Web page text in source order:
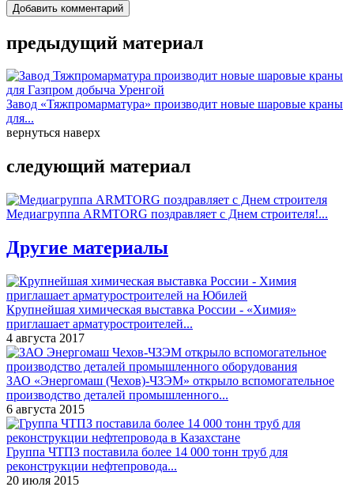
Добавить комментарий
предыдущий материал
Завод «Тяжпромарматура» производит новые шаровые краны
для...
вернуться наверх
следующий материал
Медиагруппа ARMTORG поздравляет с Днем строителя!...
Другие материалы
Крупнейшая химическая выставка России - «Химия»
приглашает арматуростроителей...
4 августа 2017
ЗАО «Энергомаш (Чехов)-ЧЗЭМ» открыло вспомогательное
производство деталей промышленного...
6 августа 2015
Группа ЧТПЗ поставила более 14 000 тонн труб для
реконструкции нефтепровода...
20 июля 2015